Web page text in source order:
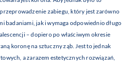
zabiegu, który jest zarówno
badaniami, jak i wymaga odpowiednio długo
– dopiero po właściwym okresie
koronę na sztuczny ząb. Jest to jednak
a zarazem estetycznych rozwiązań,